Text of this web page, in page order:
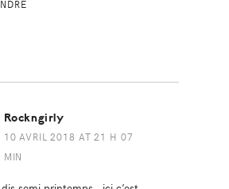
Rockngirly
10 AVRIL 2018 AT 21 H 07
MIN